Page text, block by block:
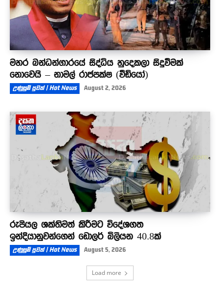
මහර බන්ධන්ගාරයේ සිද්ධිය හුදෙකලා සිදුවීමක්
නොවෙයි – නාමල් රාජපක්ෂ (වීඩියෝ)
උණුසුම් පුවත් | Hot News August 2, 2026
රුපියල ශක්තිමත් කිරීමට විදේශගත
ඉන්දියානුවන්ගෙන් ඩොලර් බිලියන 40.8ක්
උණුසුම් පුවත් | Hot News August 5, 2026
Load more